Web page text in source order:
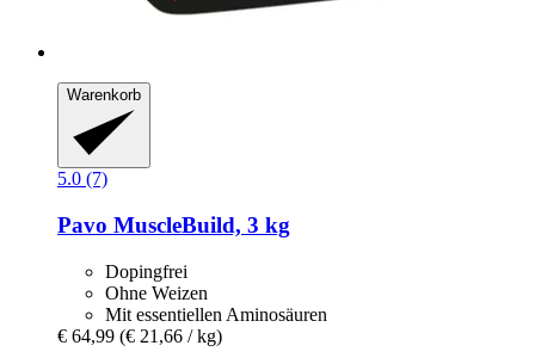
Warenkorb
5.0 (7)
Pavo MuscleBuild, 3 kg
Dopingfrei
Ohne Weizen
Mit essentiellen Aminosäuren
€ 64,99 (€ 21,66 / kg)